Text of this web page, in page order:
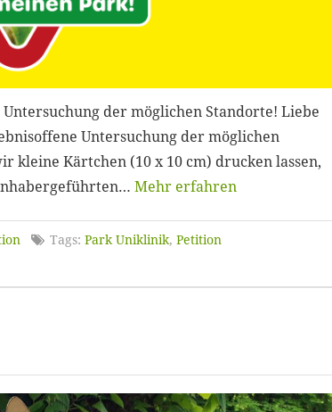
der möglichen Standorte! Liebe
Untersuchung der möglichen
kleine Kärtchen (10 x 10 cm) drucken lassen,
Mehr erfahren
Tags: Park Uniklinik, Petition